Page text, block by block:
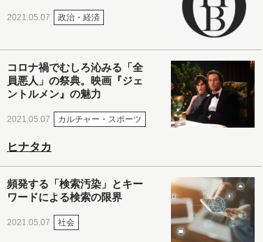
2021.05.07 政治・経済
コロナ禍でむしろ沁みる「全
員悪人」の祭典。映画『ジェ
ントルメン』の魅力
2021.05.07 カルチャー・スポーツ
ヒナタカ
頻発する「検索汚染」とキー
ワードによる検索の限界
2021.05.07 社会